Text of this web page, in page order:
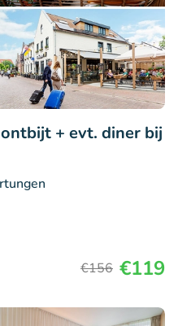
+ evt. diner bij
€156 €119